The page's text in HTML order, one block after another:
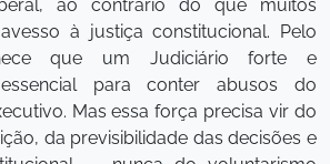
ao contrário do que muitos
à justiça constitucional. Pelo
que um Judiciário forte e
para conter abusos do
Mas essa força precisa vir do
da previsibilidade das decisões e